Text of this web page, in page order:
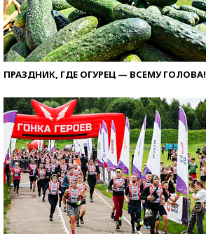
ПРАЗДНИК, ГДЕ ОГУРЕЦ — ВСЕМУ ГОЛОВА!